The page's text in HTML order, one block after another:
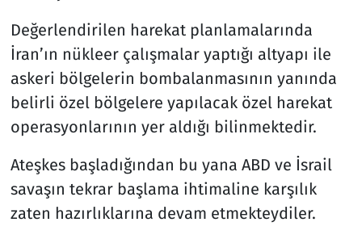
Değerlendirilen harekat planlamalarında
İran’ın nükleer çalışmalar yaptığı altyapı ile
askeri bölgelerin bombalanmasının yanında
belirli özel bölgelere yapılacak özel harekat
operasyonlarının yer aldığı bilinmektedir.
Ateşkes başladığından bu yana ABD ve İsrail
savaşın tekrar başlama ihtimaline karşılık
zaten hazırlıklarına devam etmekteydiler.